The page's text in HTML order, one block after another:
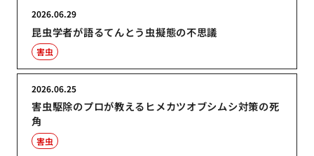
昆虫学者が語るてんとう虫擬態の不思議
2026.06.29
害虫
害虫駆除のプロが教えるヒメカツオブシムシ対策の死
角
2026.06.25
害虫